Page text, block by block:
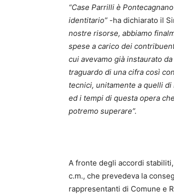
“Case Parrilli è
identitario” -ha dichiarato il
nostre risorse, abbiamo
spese a carico dei
cui avevamo già instaurato
traguardo di una cifra così
tecnici, unitamente a quelli
ed i tempi di questa opera
potremo superare”.
A fronte degli accordi
c.m., che prevedeva la
rappresentanti di Comune e